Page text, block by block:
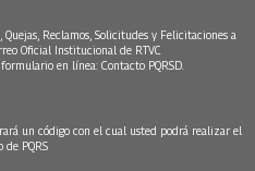
Reclamos, Solicitudes y Felicitaciones a
Oficial Institucional de RTVC
en línea: Contacto PQRSD.
un código con el cual usted podrá realizar el
de PQRS